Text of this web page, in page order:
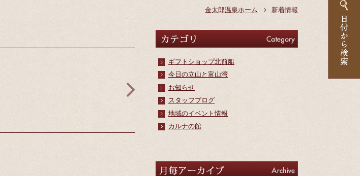
金太郎温泉ホーム 新着情報
ギフトショップ北前船
今日の立山と富山湾
お知らせ
スタッフブログ
地域のイベント情報
カルナの館